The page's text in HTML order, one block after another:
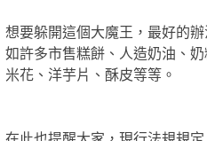
想要躲開這個大魔王，最好的
如許多市售糕餅、人造奶油、
米花、洋芋片、酥皮等等。